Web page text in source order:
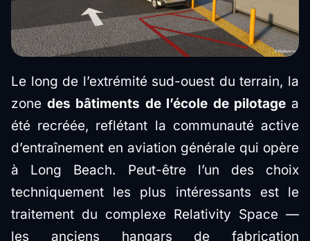
Le long de l’extrémité sud-ouest du terrain, la
zone des bâtiments de l’école de pilotage a
été recréée, reflétant la communauté active
d’entraînement en aviation générale qui opère
à Long Beach. Peut-être l’un des choix
techniquement les plus intéressants est le
traitement du complexe Relativity Space —
les anciens hangars de fabrication